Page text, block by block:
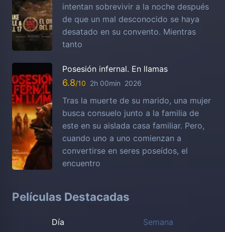
intentan sobrevivir a la noche después
de que un mal desconocido se haya
desatado en su convento. Mientras
tanto
Posesión infernal. En llamas
6.8 2h 00min 2026
Tras la muerte de su marido, una mujer
busca consuelo junto a la familia de
este en su aislada casa familiar. Pero,
cuando uno a uno comienzan a
convertirse en seres poseídos, el
encuentro
Películas Destacadas
Día Semana